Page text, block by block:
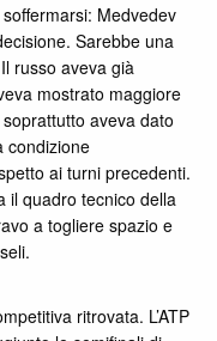
Medvedev
Sarebbe una
russo aveva già
mostrato maggiore
aveva dato
condizione
ai turni precedenti.
il quadro tecnico della
a togliere spazio e
ritrovata. L’ATP